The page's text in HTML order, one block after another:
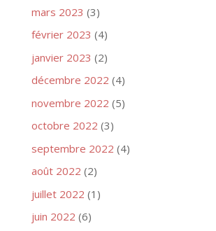
mars 2023 (3)
février 2023 (4)
janvier 2023 (2)
décembre 2022 (4)
novembre 2022 (5)
octobre 2022 (3)
septembre 2022 (4)
août 2022 (2)
juillet 2022 (1)
juin 2022 (6)